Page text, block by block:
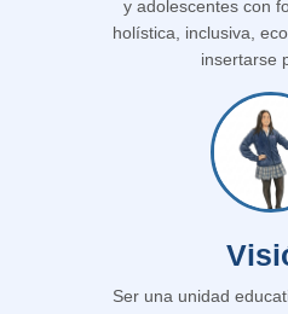
y adolescentes con
holística, inclusiva,
insertarse
Ser una unidad